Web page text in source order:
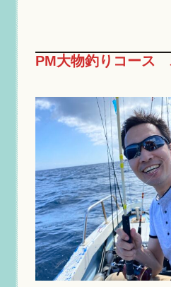
PM大物釣りコース